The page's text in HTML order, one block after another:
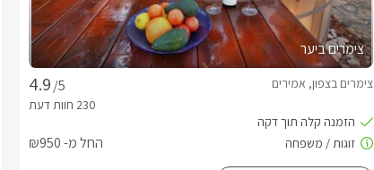
צימרים ביער
/5
צימרים בצפון, אמירים
החל מ- ₪950